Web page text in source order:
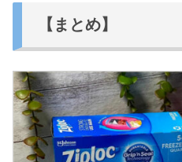
【まとめ】